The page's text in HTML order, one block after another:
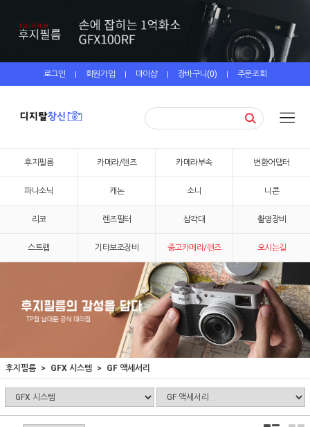
로그인 | 회원가입 | 마이샵 | 장바구니(0) | 주문조회
후지필름 카메라/렌즈 카메라부속 변환어댑터
파나소닉 캐논 소니 니콘
리코 렌즈필터 삼각대 촬영장비
스트랩 기타보조장비 중고카메라/렌즈 오시는길
후지필름 GFX 시스템 GF 액세서리